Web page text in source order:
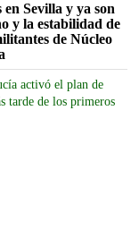
Sevilla y ya son
y la estabilidad de
de Núcleo